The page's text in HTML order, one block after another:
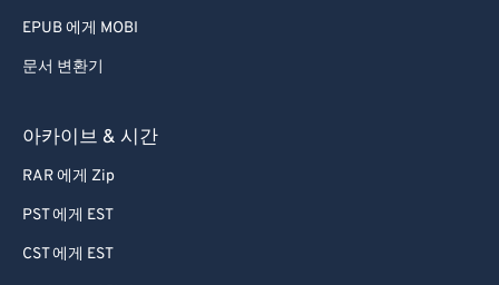
EPUB 에게 MOBI
문서 변환기
아카이브 & 시간
RAR 에게 Zip
PST 에게 EST
CST 에게 EST